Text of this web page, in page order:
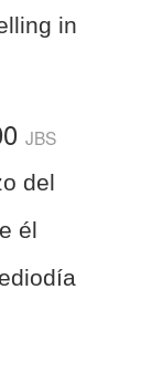
in
JBS
del
él